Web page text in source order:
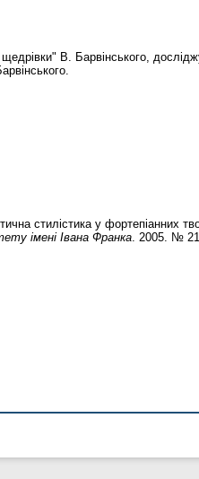
В. Барвінського,
стилістика у фортепіанних
імені Івана Франка . 2005. №